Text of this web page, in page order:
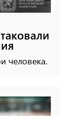
человека.